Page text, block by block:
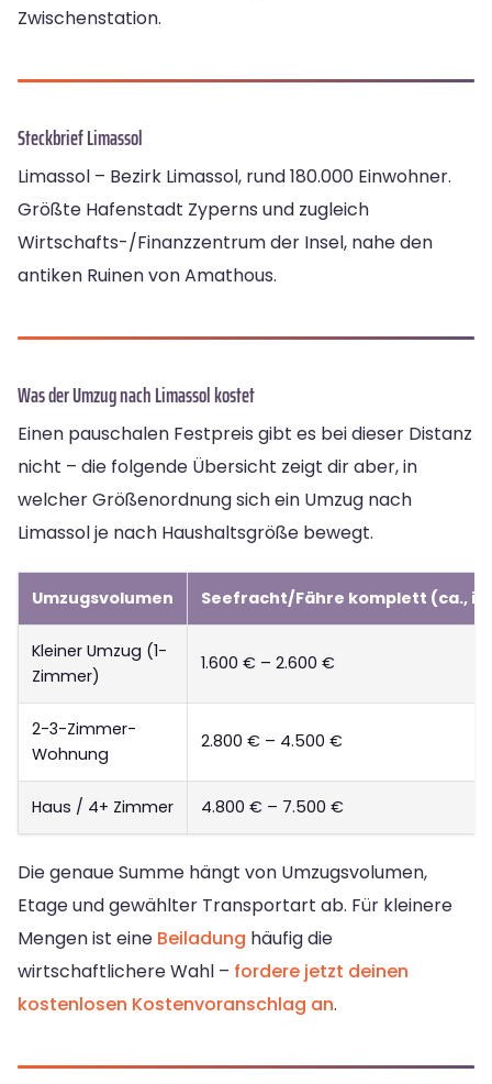
Zwischenstation.
Steckbrief Limassol
Limassol – Bezirk Limassol, rund 180.000 Einwohner.
Größte Hafenstadt Zyperns und zugleich
Wirtschafts-/Finanzzentrum der Insel, nahe den
antiken Ruinen von Amathous.
Was der Umzug nach Limassol kostet
Einen pauschalen Festpreis gibt es bei dieser Distanz
nicht – die folgende Übersicht zeigt dir aber, in
welcher Größenordnung sich ein Umzug nach
Limassol je nach Haushaltsgröße bewegt.
Umzugsvolumen Seefracht/Fähre komplett (ca.,
Kleiner Umzug (1-
Zimmer)
1.600 € – 2.600 €
2-3-Zimmer-
Wohnung
2.800 € – 4.500 €
Haus / 4+ Zimmer 4.800 € – 7.500 €
Die genaue Summe hängt von Umzugsvolumen,
Etage und gewählter Transportart ab. Für kleinere
Mengen ist eine Beiladung häufig die
wirtschaftlichere Wahl – fordere jetzt deinen
kostenlosen Kostenvoranschlag an.